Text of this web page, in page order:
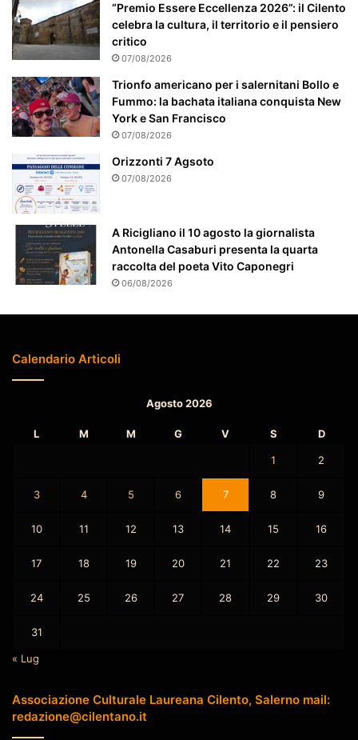
m
e
n
e
a
t
t
n
z
o
t
o
“Premio Essere Eccellenza 2026”: il Cilento
celebra la cultura, il territorio e il pensiero
critico
07/08/2026
Trionfo americano per i salernitani Bollo e
Fummo: la bachata italiana conquista New
York e San Francisco
07/08/2026
Orizzonti 7 Agsoto
07/08/2026
A Ricigliano il 10 agosto la giornalista
Antonella Casaburi presenta la quarta
raccolta del poeta Vito Caponegri
06/08/2026
Calendario Articoli
Agosto 2026
L M M G V S D
1 2
3 4 5 6 7 8 9
10 11 12 13 14 15 16
17 18 19 20 21 22 23
24 25 26 27 28 29 30
31
« Lug
Associazione Culturale Laureana Cilento, Salerno mail:
redazione@cilentano.it